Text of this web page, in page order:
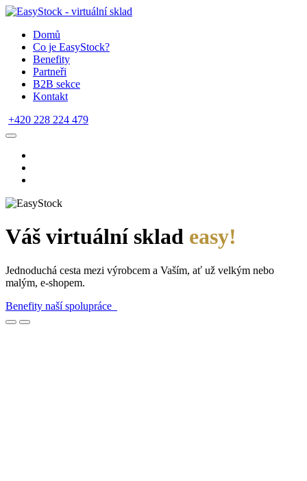
Domů
Co je EasyStock?
Benefity
Partneři
B2B sekce
Kontakt
+420 228 224 479
Váš virtuální sklad easy!
Jednoduchá cesta mezi výrobcem a Vaším, ať už velkým nebo
malým, e-shopem.
Benefity naší spolupráce